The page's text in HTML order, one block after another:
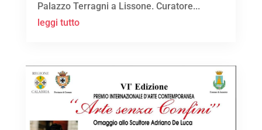
Palazzo Terragni a Lissone. Curatore...
leggi tutto